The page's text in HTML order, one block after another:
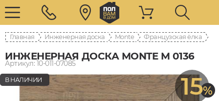
Главная Инженерная доска Monte Французская ёлка
ИНЖЕНЕРНАЯ ДОСКА MONTE M 0136
Артикул: 10-011-07085
15%
В НАЛИЧИИ